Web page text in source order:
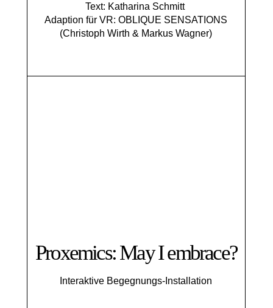
Text: Katharina Schmitt
Adaption für VR: OBLIQUE SENSATIONS
(Christoph Wirth & Markus Wagner)
Proxemics: May I embrace?
Interaktive Begegnungs-Installation